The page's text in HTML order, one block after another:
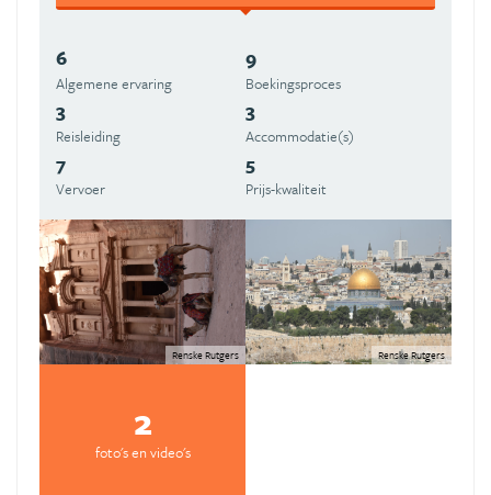
6
Algemene ervaring
9
Boekingsproces
3
Reisleiding
3
Accommodatie(s)
7
Vervoer
5
Prijs-kwaliteit
Renske Rutgers Renske Rutgers
2
foto's en video's